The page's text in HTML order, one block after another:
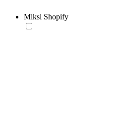
Miksi Shopify